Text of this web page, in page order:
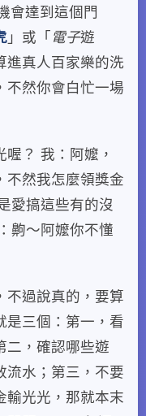
會達到這個門
」或「電子遊
進真人百家樂的洗
不然你會白忙一場
？ 我：阿嬤，
不然我怎麼領獎金
愛搞這些有的沒
齁～阿嬤你不懂
不過說真的，要算
是三個：第一，看
二，確認哪些遊
流水；第三，不要
輸光光，那就本末